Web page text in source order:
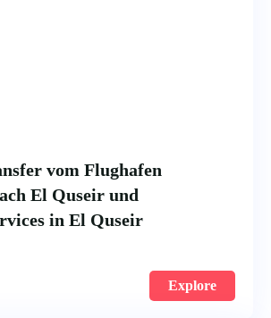
vom Flughafen
El Quseir und
in El Quseir
Explore